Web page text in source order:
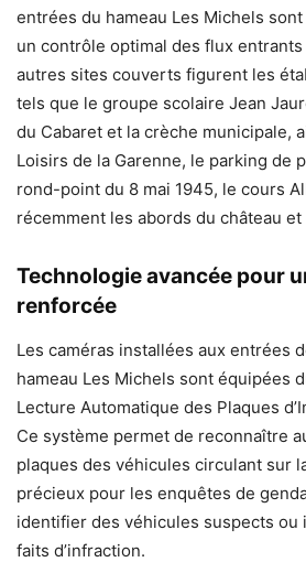
entrées du hameau Les Michels
un contrôle optimal des flux
autres sites couverts figurent les
tels que le groupe scolaire Jean
du Cabaret et la crèche municipale,
Loisirs de la Garenne, le parking de
rond-point du 8 mai 1945, le cours
récemment les abords du château
Technologie avancée pour
renforcée
Les caméras installées aux entrées
hameau Les Michels sont équipées
Lecture Automatique des Plaques
Ce système permet de reconnaître
plaques des véhicules circulant sur
précieux pour les enquêtes de
identifier des véhicules suspects ou
faits d’infraction.